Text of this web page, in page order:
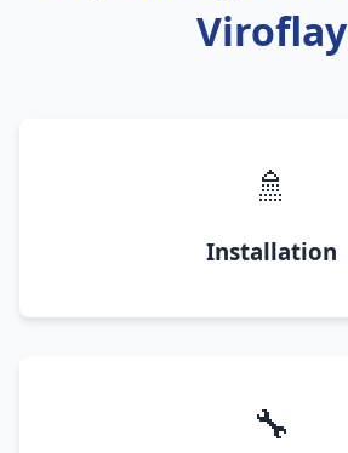
Viroflay
🚿
Installation
🔧